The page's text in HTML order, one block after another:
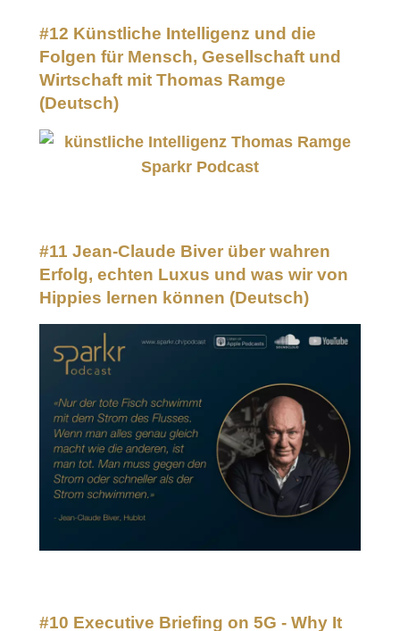
#12 Künstliche Intelligenz und die
Folgen für Mensch, Gesellschaft und
Wirtschaft mit Thomas Ramge
(Deutsch)
#11 Jean-Claude Biver über wahren
Erfolg, echten Luxus und was wir von
Hippies lernen können (Deutsch)
#10 Executive Briefing on 5G - Why It